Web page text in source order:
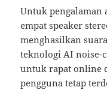
Untuk pengalaman
empat speaker
menghasilkan
teknologi AI noise-
untuk rapat online
pengguna tetap